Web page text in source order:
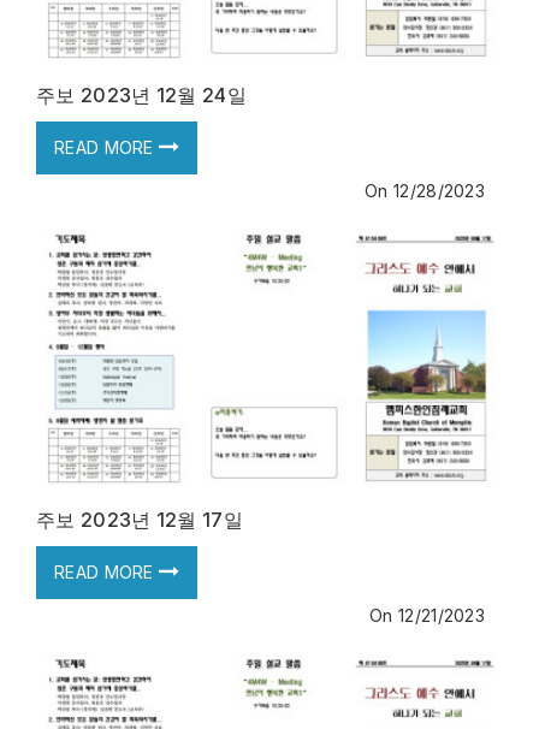
주보 2023년 12월 24일
READ MORE
On 12/28/2023
주보 2023년 12월 17일
READ MORE
On 12/21/2023